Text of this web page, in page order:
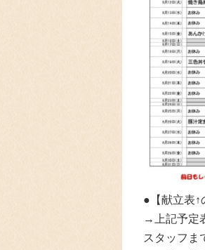
●【献立表↑
→上記予定
スタッフま